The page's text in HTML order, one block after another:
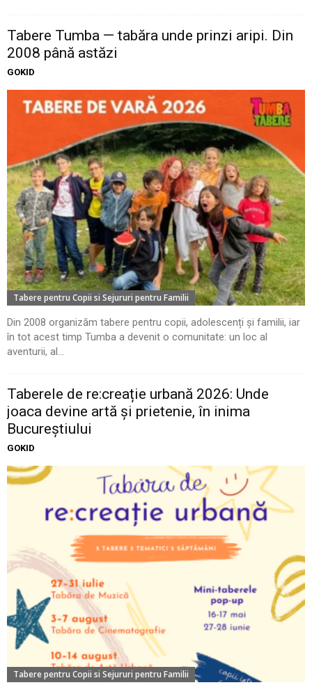
Tabere Tumba — tabăra unde prinzi aripi. Din
2008 până astăzi
GOKID
Tabere pentru Copii si Sejururi pentru Familii
Din 2008 organizăm tabere pentru copii, adolescenți și familii, iar
în tot acest timp Tumba a devenit o comunitate: un loc al
aventurii, al...
Taberele de re:creație urbană 2026: Unde
joaca devine artă și prietenie, în inima
Bucureștiului
GOKID
Tabere pentru Copii si Sejururi pentru Familii